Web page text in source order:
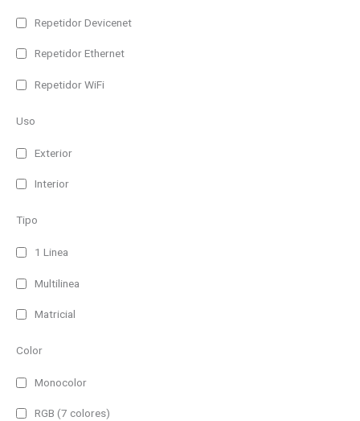
Repetidor Devicenet
Repetidor Ethernet
Repetidor WiFi
Uso
Exterior
Interior
Tipo
1 Linea
Multilinea
Matricial
Color
Monocolor
RGB (7 colores)